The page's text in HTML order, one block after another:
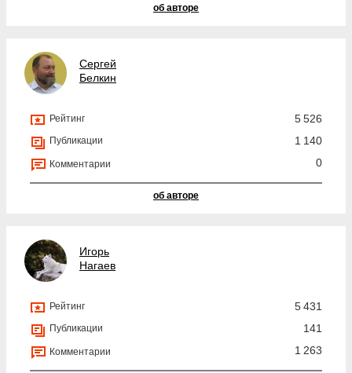
об авторе
Сергей
Белкин
Рейтинг 5 526
Публикации 1 140
Комментарии 0
об авторе
Игорь
Нагаев
Рейтинг 5 431
Публикации 141
Комментарии 1 263